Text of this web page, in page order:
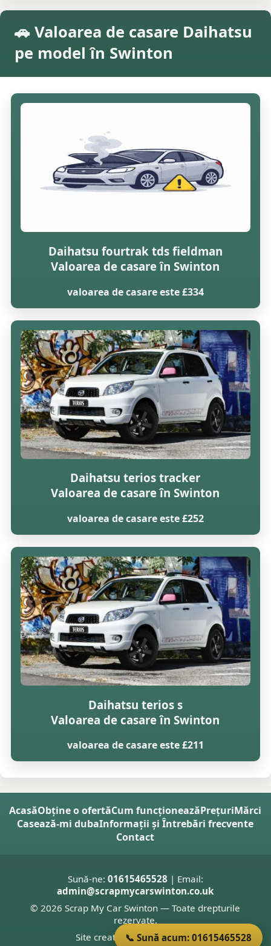
🚗 Valoarea de casare Daihatsu
pe model în Swinton
Daihatsu fourtrak tds fieldman
Valoarea de casare în Swinton
valoarea de casare este £334
Daihatsu terios tracker
Valoarea de casare în Swinton
valoarea de casare este £252
Daihatsu terios s
Valoarea de casare în Swinton
valoarea de casare este £211
AcasăObține o ofertăCum funcționeazăPrețuriMărci
Casează-mi dubaInformații și Întrebări frecvente
Contact
Sună-ne: 01615465528 | Email:
admin@scrapmycarswinton.co.uk
© 2026 Scrap My Car Swinton — Toate drepturile
rezervate.
Site creat deDonnie Welsh
📞 Sună acum: 01615465528